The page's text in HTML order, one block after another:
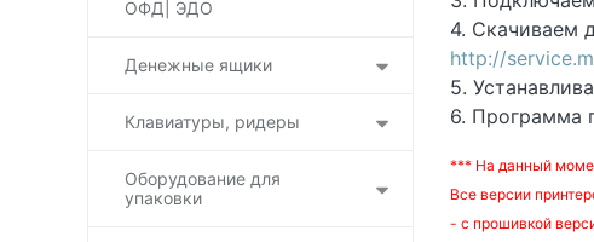
4. Скачиваем
http://
5.
6. Программа
*** На данный
Все версии
- c прошивкой
ОФД| ЭДО
Денежные ящики
Клавиатуры, ридеры
Оборудование для
упаковки